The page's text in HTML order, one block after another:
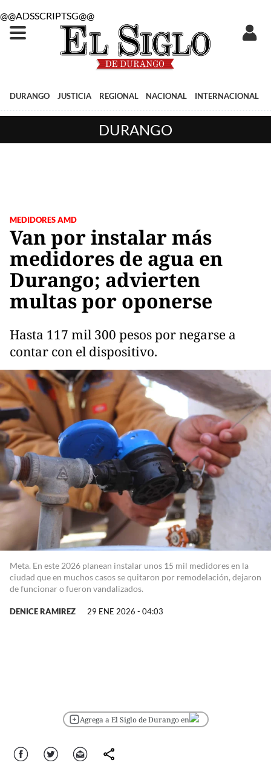
@@ADSSCRIPTSG@@
DURANGO JUSTICIA REGIONAL NACIONAL INTERNACIONAL
DURANGO
MEDIDORES AMD
Van por instalar más
medidores de agua en
Durango; advierten
multas por oponerse
Hasta 117 mil 300 pesos por negarse a
contar con el dispositivo.
Meta. En este 2026 planean instalar unos 15 mil medidores en la
ciudad que en muchos casos se quitaron por remodelación, dejaron
de funcionar o fueron vandalizados.
DENICE RAMIREZ 29 ENE 2026 - 04:03
Agrega a El Siglo de Durango en
Facebook Twitter Correo comparte